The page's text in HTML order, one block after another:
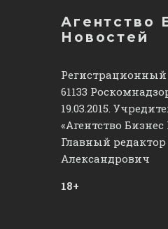
Агентство
Новостей
61133
19.03.2015.
«Агентство Бизнес
Главный
Александрович
18+